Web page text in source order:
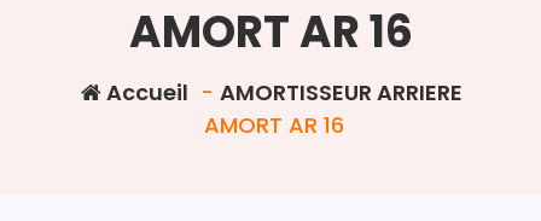
AMORT AR 16
Accueil - AMORTISSEUR ARRIERE
AMORT AR 16